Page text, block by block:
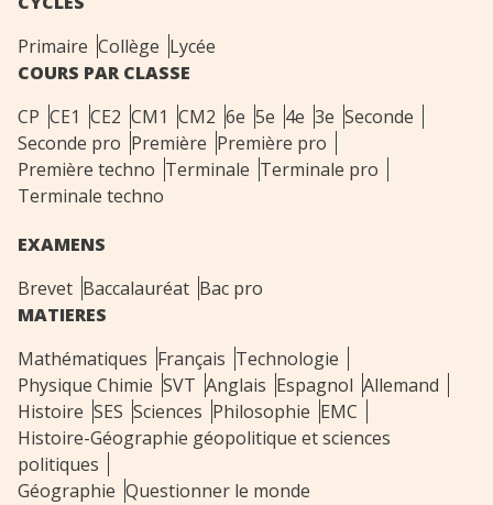
Primaire Collège Lycée
COURS PAR CLASSE
CP CE1 CE2 CM1 CM2 6e 5e 4e 3e Seconde
Seconde pro Première Première pro
Première techno Terminale Terminale pro
Terminale techno
EXAMENS
Brevet Baccalauréat Bac pro
MATIERES
Mathématiques Français Technologie
Physique Chimie SVT Anglais Espagnol Allemand
Histoire SES Sciences Philosophie EMC
Histoire-Géographie géopolitique et sciences
politiques
Géographie Questionner le monde